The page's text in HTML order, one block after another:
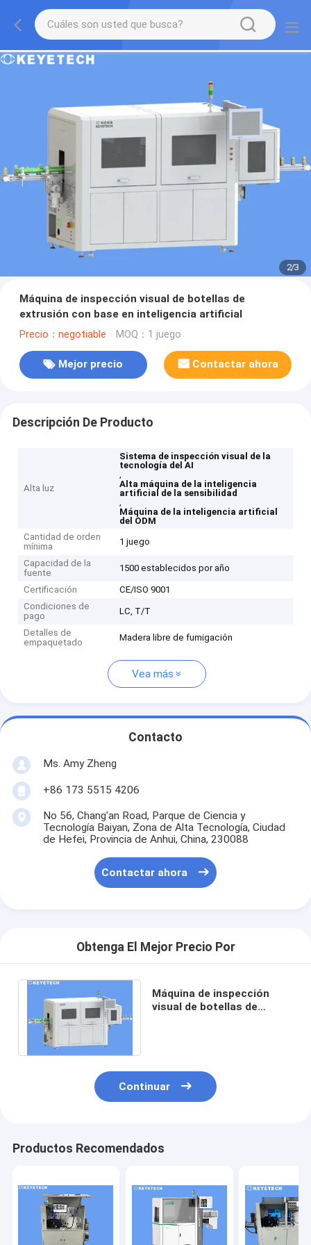
2/3
Máquina de inspección visual de botellas de
extrusión con base en inteligencia artificial
Precio：negotiable MOQ：1 juego
Mejor precio Contactar ahora
Descripción De Producto
Alta luz
Sistema de inspección visual de la
tecnología del AI
,
Alta máquina de la inteligencia
artificial de la sensibilidad
,
Máquina de la inteligencia artificial
del ODM
Cantidad de orden
mínima
1 juego
Capacidad de la
fuente
1500 establecidos por año
Certificación
CE/ISO 9001
Condiciones de
pago
LC, T/T
Detalles de
empaquetado
Madera libre de fumigación
Vea más
Contacto
Ms. Amy Zheng
+86 173 5515 4206
No 56, Chang'an Road, Parque de Ciencia y
Tecnología Baiyan, Zona de Alta Tecnología, Ciudad
de Hefei, Provincia de Anhui, China, 230088
Contactar ahora
Obtenga El Mejor Precio Por
Máquina de inspección
visual de botellas de
Continuar
Productos Recomendados